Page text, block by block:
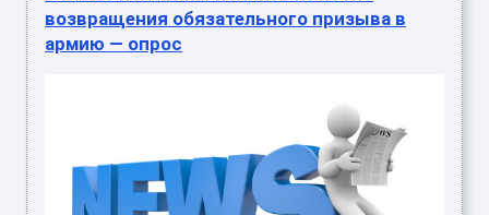
возвращения обязательного призыва в
армию — опрос